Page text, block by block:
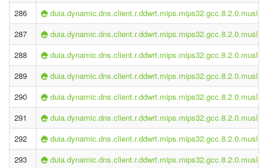
286
duia.dynamic.dns.client.r.ddwrt.mips.mips32.gcc.8.2.0.musl-
287
duia.dynamic.dns.client.r.ddwrt.mips.mips32.gcc.8.2.0.musl-
288
duia.dynamic.dns.client.r.ddwrt.mips.mips32.gcc.8.2.0.musl-
289
duia.dynamic.dns.client.r.ddwrt.mips.mips32.gcc.8.2.0.musl-
290
duia.dynamic.dns.client.r.ddwrt.mips.mips32.gcc.8.2.0.musl-
291
duia.dynamic.dns.client.r.ddwrt.mips.mips32.gcc.8.2.0.musl-
292
duia.dynamic.dns.client.r.ddwrt.mips.mips32.gcc.8.2.0.musl-
293
duia.dynamic.dns.client.r.ddwrt.mips.mips32.gcc.8.2.0.musl-